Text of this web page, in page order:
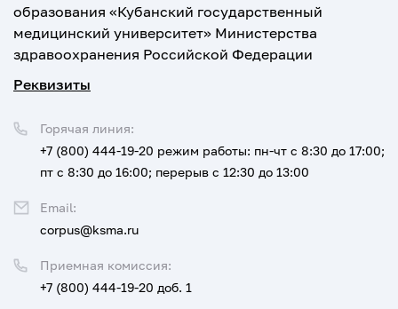
образования «Кубанский государственный
медицинский университет» Министерства
здравоохранения Российской Федерации
Реквизиты
Приемная комиссия:
+7 (800) 444-19-20 доб. 1
Горячая линия:
+7 (800) 444-19-20 режим работы: пн-чт с 8:30 до 17:00;
пт с 8:30 до 16:00; перерыв с 12:30 до 13:00
Email:
corpus@ksma.ru